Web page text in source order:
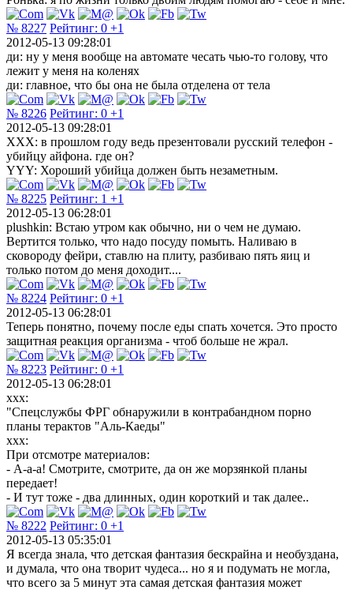
№ 8227 Рейтинг: 0 +1
2012-05-13 09:28:01
ди: ну у меня вообще на автомате чесать чью-то голову, что
лежит у меня на коленях
ди: главное, что бы она не была отделена от тела
№ 8226 Рейтинг: 0 +1
2012-05-13 09:28:01
XXX: в прошлом году ведь презентовали русский телефон -
убийцу айфона. где он?
YYY: Хороший убийца должен быть незаметным.
№ 8225 Рейтинг: 1 +1
2012-05-13 06:28:01
plushkin: Встаю утром как обычно, ни о чем не думаю.
Вертится только, что надо посуду помыть. Наливаю в
сковороду фейри, ставлю на плиту, разбиваю пять яиц и
только потом до меня доходит....
№ 8224 Рейтинг: 0 +1
2012-05-13 06:28:01
Теперь понятно, почему после еды спать хочется. Это просто
защитная реакция организма - чтоб больше не жрал.
№ 8223 Рейтинг: 0 +1
2012-05-13 06:28:01
xxx:
"Спецслужбы ФРГ обнаружили в контрабандном порно
планы терактов "Аль-Каеды"
xxx:
При отсмотре материалов:
- А-а-а! Смотрите, смотрите, да он же морзянкой планы
передает!
- И тут тоже - два длинных, один короткий и так далее..
№ 8222 Рейтинг: 0 +1
2012-05-13 05:35:01
Я всегда знала, что детская фантазия бескрайна и необуздана,
и думала, что она творит чудеса... но я и подумать не могла,
что всего за 5 минут эта самая детская фантазия может